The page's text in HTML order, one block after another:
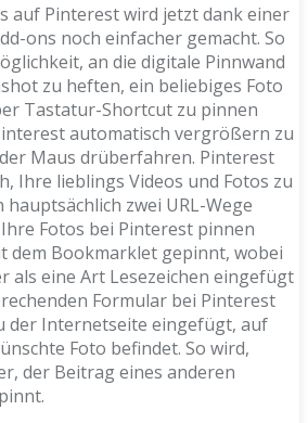
auf Pinterest wird jetzt dank einer
ons noch einfacher gemacht. So
an die digitale Pinnwand
zu heften, ein beliebiges Foto
Tastatur-Shortcut zu pinnen
automatisch vergrößern zu
Maus drüberfahren. Pinterest
Ihre lieblings Videos und Fotos zu
zwei URL-Wege
Fotos bei Pinterest pinnen
dem Bookmarklet gepinnt, wobei
als eine Art Lesezeichen eingefügt
Formular bei Pinterest
der Internetseite eingefügt, auf
Foto befindet. So wird,
der Beitrag eines anderen